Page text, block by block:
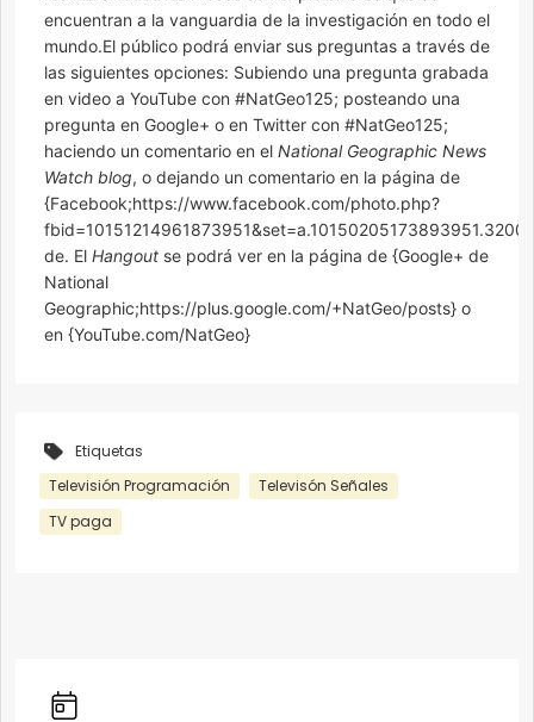
encuentran a la vanguardia de la investigación en todo el
mundo.El público podrá enviar sus preguntas a través de
las siguientes opciones: Subiendo una pregunta grabada
en video a YouTube con #NatGeo125; posteando una
pregunta en Google+ o en Twitter con #NatGeo125;
haciendo un comentario en el National Geographic News
Watch blog, o dejando un comentario en la página de
{Facebook;https://www.facebook.com/photo.php?
de. El Hangout se podrá ver en la página de {Google+ de
National
Geographic;https://plus.google.com/+NatGeo/posts} o
en {YouTube.com/NatGeo}
Etiquetas
Televisión Programación
Televisón Señales
TV paga